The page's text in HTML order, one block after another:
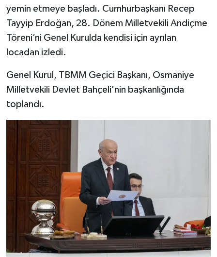
yemin etmeye başladı. Cumhurbaşkanı Recep
Tayyip Erdoğan, 28. Dönem Milletvekili Andiçme
Töreni’ni Genel Kurulda kendisi için ayrılan
locadan izledi.
Genel Kurul, TBMM Geçici Başkanı, Osmaniye
Milletvekili Devlet Bahçeli'nin başkanlığında
toplandı.